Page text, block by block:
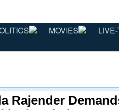
MOVIES
Rajender